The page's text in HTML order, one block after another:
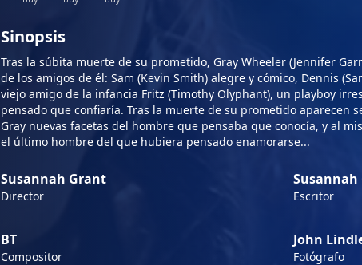
Sinopsis
Tras la súbita muerte de su prometido, Gray Wheeler (Jennifer
de los amigos de él: Sam (Kevin Smith) alegre y cómico, Dennis
viejo amigo de la infancia Fritz (Timothy Olyphant), un playboy
pensado que confiaría. Tras la muerte de su prometido aparecen
Gray nuevas facetas del hombre que pensaba que conocía, y al
el último hombre del que hubiera pensado enamorarse...
Susannah Grant
Director Escritor
BT
Compositor
John
Fotógrafo